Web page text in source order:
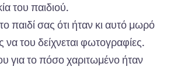
του παιδιού.
παιδί σας ότι ήταν κι αυτό μωρό
να του δείχνεται φωτογραφίες.
για το πόσο χαριτωμένο ήταν